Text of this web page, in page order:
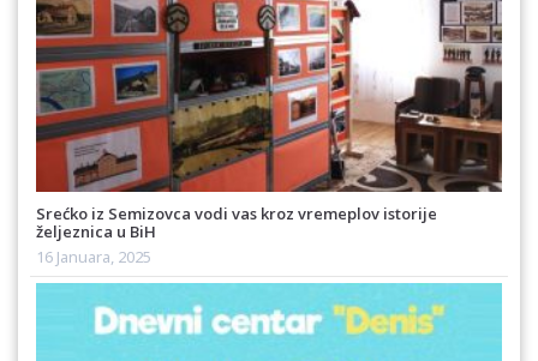
Srećko iz Semizovca vodi vas kroz vremeplov istorije
željeznica u BiH
16 Januara, 2025